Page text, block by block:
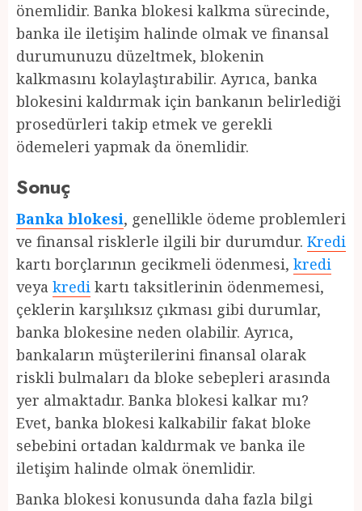
önemlidir. Banka blokesi kalkma sürecinde,
banka ile iletişim halinde olmak ve finansal
durumunuzu düzeltmek, blokenin
kalkmasını kolaylaştırabilir. Ayrıca, banka
blokesini kaldırmak için bankanın belirlediği
prosedürleri takip etmek ve gerekli
ödemeleri yapmak da önemlidir.
Sonuç
Banka blokesi, genellikle ödeme problemleri
ve finansal risklerle ilgili bir durumdur. Kredi
kartı borçlarının gecikmeli ödenmesi, kredi
veya kredi kartı taksitlerinin ödenmemesi,
çeklerin karşılıksız çıkması gibi durumlar,
banka blokesine neden olabilir. Ayrıca,
bankaların müşterilerini finansal olarak
riskli bulmaları da bloke sebepleri arasında
yer almaktadır. Banka blokesi kalkar mı?
Evet, banka blokesi kalkabilir fakat bloke
sebebini ortadan kaldırmak ve banka ile
iletişim halinde olmak önemlidir.
Banka blokesi konusunda daha fazla bilgi